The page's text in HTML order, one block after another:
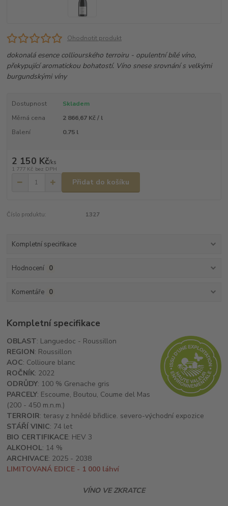
Ohodnotit produkt
dokonalá esence colliourského terroiru - opulentní bílé víno,
překypující aromatickou bohatostí. Víno snese srovnání s velkými
burgundskými víny
Dostupnost
Skladem
Měrná cena
2 866,67 Kč / l
Balení
0.75 l
2 150 Kč/ks
1 777 Kč bez DPH
Přidat do košíku
Číslo produktu: 1327
Kompletní specifikace
Hodnocení 0
Komentáře 0
Kompletní specifikace
OBLAST: Languedoc - Roussillon
REGION: Roussillon
AOC: Collioure blanc
ROČNÍK: 2022
ODRŮDY: 100 % Grenache gris
PARCELY: Escoume, Boutou, Coume del Mas
(200 - 450 m.n.m.)
TERROIR: terasy z hnědé břidlice. severo-východní expozice
STÁŘÍ VINIC: 74 let
BIO CERTIFIKACE: HEV 3
ALKOHOL: 14 %
ARCHIVACE: 2025 - 2038
LIMITOVANÁ EDICE - 1 000 láhví
VÍNO VE ZKRATCE